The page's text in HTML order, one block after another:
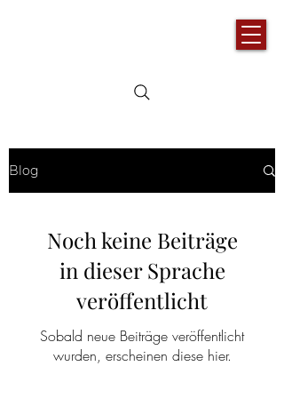
Blog
Noch keine Beiträge
in dieser Sprache
veröffentlicht
Sobald neue Beiträge veröffentlicht
wurden, erscheinen diese hier.